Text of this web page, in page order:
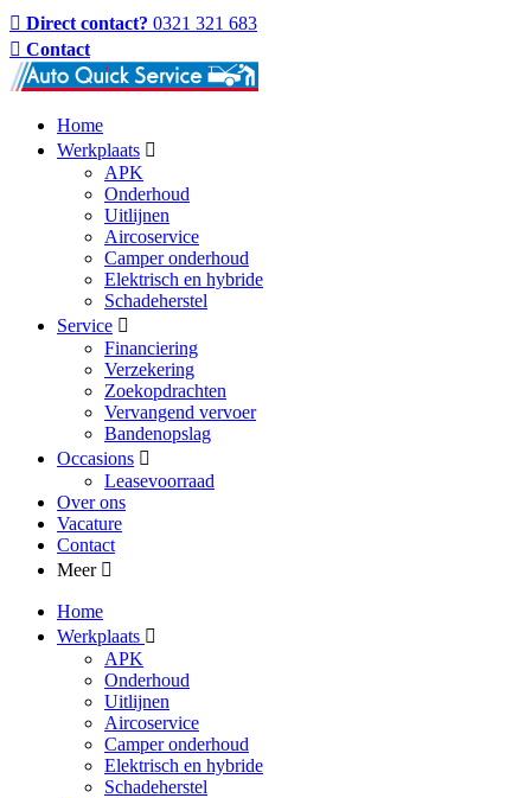
Direct contact? 0321 321 683
Contact
Home
Werkplaats
APK
Onderhoud
Uitlijnen
Aircoservice
Camper onderhoud
Elektrisch en hybride
Schadeherstel
Service
Financiering
Verzekering
Zoekopdrachten
Vervangend vervoer
Bandenopslag
Occasions
Leasevoorraad
Over ons
Vacature
Contact
Meer
Home
Werkplaats
APK
Onderhoud
Uitlijnen
Aircoservice
Camper onderhoud
Elektrisch en hybride
Schadeherstel